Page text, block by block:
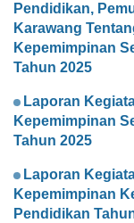
Pendidikan,
Karawang
Kepemimpinan
Tahun 2025
Laporan
Kepemimpinan
Tahun 2025
Laporan
Kepemimpinan
Pendidikan